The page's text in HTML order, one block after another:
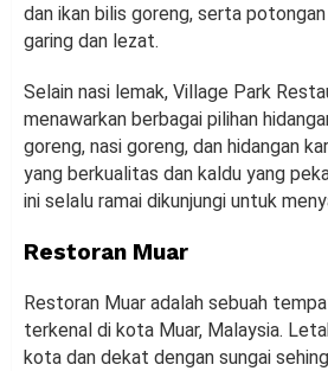
dan ikan bilis goreng, serta
garing dan lezat.
Selain nasi lemak, Village Park
menawarkan berbagai pilihan
goreng, nasi goreng, dan hidangan
yang berkualitas dan kaldu yang
ini selalu ramai dikunjungi untuk
Restoran Muar
Restoran Muar adalah sebuah
terkenal di kota Muar, Malaysia.
kota dan dekat dengan sungai